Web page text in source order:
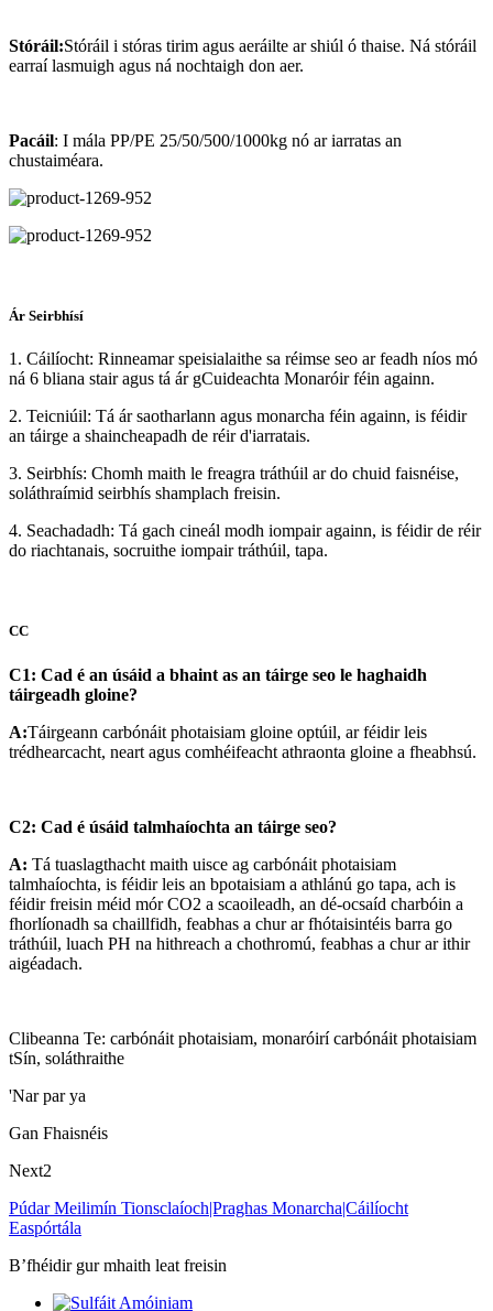
Stóráil:Stóráil i stóras tirim agus aeráilte ar shiúl ó thaise. Ná stóráil
earraí lasmuigh agus ná nochtaigh don aer.
Pacáil: I mála PP/PE 25/50/500/1000kg nó ar iarratas an
chustaiméara.
Ár Seirbhísí
1. Cáilíocht: Rinneamar speisialaithe sa réimse seo ar feadh níos mó
ná 6 bliana stair agus tá ár gCuideachta Monaróir féin againn.
2. Teicniúil: Tá ár saotharlann agus monarcha féin againn, is féidir
an táirge a shaincheapadh de réir d'iarratais.
3. Seirbhís: Chomh maith le freagra tráthúil ar do chuid faisnéise,
soláthraímid seirbhís shamplach freisin.
4. Seachadadh: Tá gach cineál modh iompair againn, is féidir de réir
do riachtanais, socruithe iompair tráthúil, tapa.
CC
C1: Cad é an úsáid a bhaint as an táirge seo le haghaidh
táirgeadh gloine?
A:Táirgeann carbónáit photaisiam gloine optúil, ar féidir leis
trédhearcacht, neart agus comhéifeacht athraonta gloine a fheabhsú.
C2: Cad é úsáid talmhaíochta an táirge seo?
A: Tá tuaslagthacht maith uisce ag carbónáit photaisiam
talmhaíochta, is féidir leis an bpotaisiam a athlánú go tapa, ach is
féidir freisin méid mór CO2 a scaoileadh, an dé-ocsaíd charbóin a
fhorlíonadh sa chaillfidh, feabhas a chur ar fhótaisintéis barra go
tráthúil, luach PH na hithreach a chothromú, feabhas a chur ar ithir
aigéadach.
Clibeanna Te: carbónáit photaisiam, monaróirí carbónáit photaisiam
tSín, soláthraithe
'Nar par ya
Gan Fhaisnéis
Next2
Púdar Meilimín Tionsclaíoch|Praghas Monarcha|Cáilíocht
Easpórtála
B’fhéidir gur mhaith leat freisin